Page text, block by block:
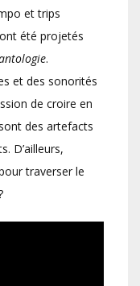
et trips
été projetés
.
et des sonorités
de croire en
des artefacts
D’ailleurs,
traverser le